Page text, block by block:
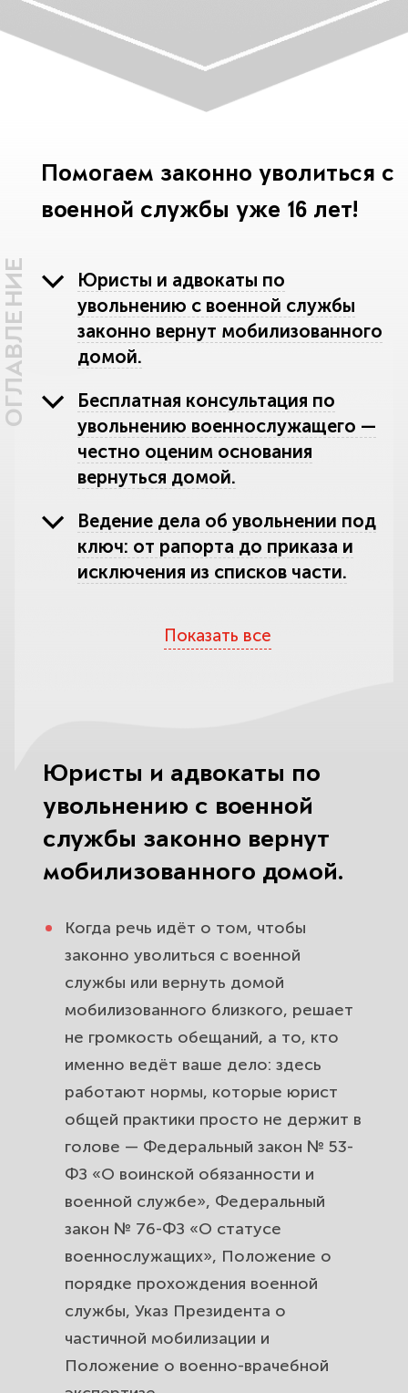
ОГЛАВЛЕНИЕ
Помогаем законно уволиться с
военной службы уже 16 лет!
Юристы и адвокаты по
увольнению с военной службы
законно вернут мобилизованного
домой.
Бесплатная консультация по
увольнению военнослужащего —
честно оценим основания
вернуться домой.
Ведение дела об увольнении под
ключ: от рапорта до приказа и
исключения из списков части.
мобилизованного и контрактника
как работает ВВК.
Увольнение по семейным
обстоятельствам: дети, уход за
близким и право на отсрочку.
Расторжение контракта о
прохождении военной службы:
когда его можно законно
прекратить.
Что делать, если командование
отказывает в увольнении и не
отпускает мобилизованного.
Обжалование отказа и
бездействия командования в
гарнизонном военном суде.
Обжалование заключения военно-
врачебной комиссии, если
категорию годности занизили.
Увольнение по возрасту и по
окончании мобилизации: кому и
Показать все
Юристы и адвокаты по
увольнению с военной
службы законно вернут
мобилизованного домой.
Когда речь идёт о том, чтобы
законно уволиться с военной
службы или вернуть домой
мобилизованного близкого, решает
не громкость обещаний, а то, кто
именно ведёт ваше дело: здесь
работают нормы, которые юрист
общей практики просто не держит в
голове — Федеральный закон № 53-
ФЗ «О воинской обязанности и
военной службе», Федеральный
закон № 76-ФЗ «О статусе
военнослужащих», Положение о
порядке прохождения военной
службы, Указ Президента о
частичной мобилизации и
Положение о военно-врачебной